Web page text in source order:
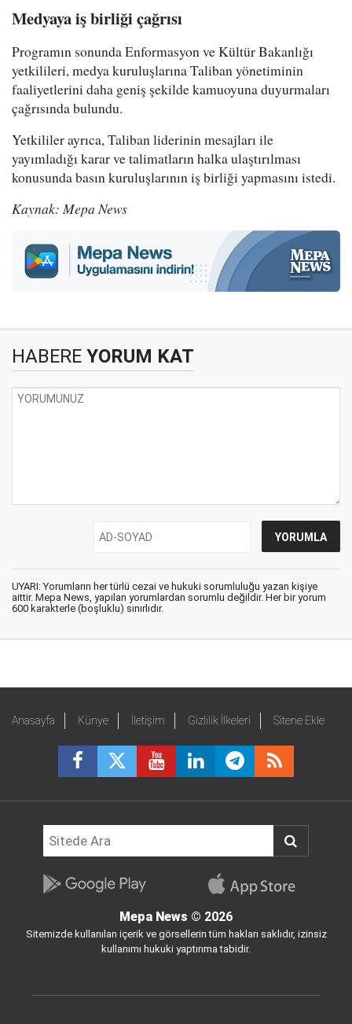
Medyaya iş birliği çağrısı
Programın sonunda Enformasyon ve Kültür Bakanlığı
yetkilileri, medya kuruluşlarına Taliban yönetiminin
faaliyetlerini daha geniş şekilde kamuoyuna duyurmaları
çağrısında bulundu.
Yetkililer ayrıca, Taliban liderinin mesajları ile
yayımladığı karar ve talimatların halka ulaştırılması
konusunda basın kuruluşlarının iş birliği yapmasını istedi.
Kaynak: Mepa News
HABERE YORUM KAT
UYARI: Yorumların her türlü cezai ve hukuki sorumluluğu yazan kişiye
aittir. Mepa News, yapılan yorumlardan sorumlu değildir. Her bir yorum
600 karakterle (boşluklu) sınırlıdır.
Anasayfa Künye İletişim Gizlilik İlkeleri Sitene Ekle
Mepa News © 2026
Sitemizde kullanılan içerik ve görsellerin tüm hakları saklıdır, izinsiz
kullanımı hukuki yaptırıma tabidir.